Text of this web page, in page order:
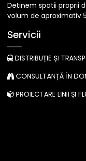
Detinem spatii proprii
volum de aproximativ
Servicii
DISTRIBUȚIE ȘI
CONSULTANȚĂ ÎN
PROIECTARE LINII ȘI